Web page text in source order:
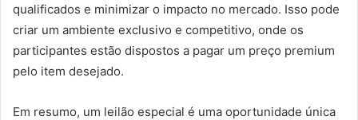
qualificados e minimizar o impacto no mercado. Isso pode
criar um ambiente exclusivo e competitivo, onde os
participantes estão dispostos a pagar um preço premium
pelo item desejado.
Em resumo, um leilão especial é uma oportunidade única